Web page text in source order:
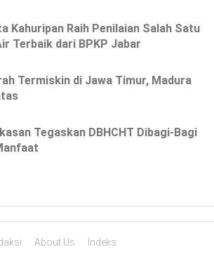
Kahuripan Raih Penilaian Salah Satu
Terbaik dari BPKP Jabar
Termiskin di Jawa Timur, Madura
Tegaskan DBHCHT Dibagi-Bagi
About Us Indeks